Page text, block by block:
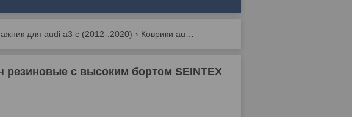
для audi a3 c (2012-.2020)
резиновые с высоким бортом SEINTEX